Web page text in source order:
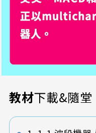
教材下載&隨堂